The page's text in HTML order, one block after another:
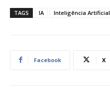
TAGS IA Inteligência Artificial
Facebook X